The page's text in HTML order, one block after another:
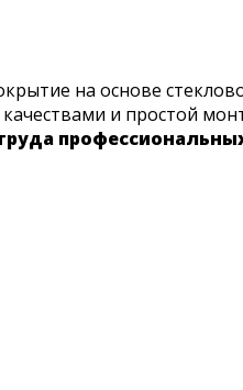
на основе
и простой